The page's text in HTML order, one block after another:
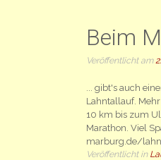
Beim
Veröffentlicht am
... gibt's auch
Lahntallauf.
10 km bis zum
Marathon. Viel
marburg.de/
Veröffentlicht in